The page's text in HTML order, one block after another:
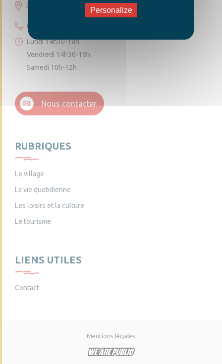
23 grande rue 49220 Chambellay
02 41 95 10 54
Lundi 14h30-18h
Vendredi 14h30-18h
Samedi 10h-12h
Nous contacter
RUBRIQUES
Le village
La vie quotidienne
Les loisirs et la culture
Le tourisme
LIENS UTILES
Contact
Mentions légales
Personalize